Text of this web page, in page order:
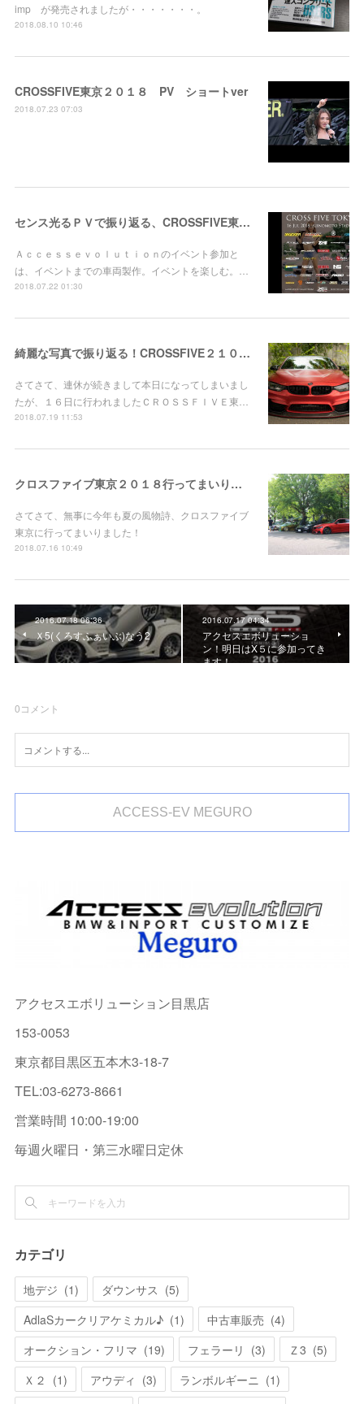
imp が発売されましたが・・・・・・・。
2018.08.10 10:46
CROSSFIVE東京２０１８ PV ショートver
2018.07.23 07:03
センス光るＰＶで振り返る、CROSSFIVE東京２０１８！
Ａｃｃｅｓｓｅｖｏｌｕｔｉｏｎのイベント参加と
は、イベントまでの車両製作。イベントを楽しむ。…
2018.07.22 01:30
綺麗な写真で振り返る！CROSSFIVE２１０８！
さてさて、連休が続きまして本日になってしまいまし
たが、１６日に行われましたＣＲＯＳＳＦＩＶＥ東…
2018.07.19 11:53
クロスファイブ東京２０１８行ってまいりました！
さてさて、無事に今年も夏の風物詩、クロスファイブ
東京に行ってまいりました！
2018.07.16 10:49
2016.07.18 06:36
Ｘ5(くろすふぁいぶ)なう2
2016.07.17 04:34
アクセスエボリューショ
ン！明日はX５に参加ってき
ます！
0コメント
ACCESS-EV MEGURO
アクセスエボリューション目黒店
153-0053
東京都目黒区五本木3-18-7
TEL:03-6273-8661
営業時間 10:00-19:00
毎週火曜日・第三水曜日定休
カテゴリ
地デジ (1) ダウンサス (5)
AdlaSカークリアケミカル♪ (1) 中古車販売 (4)
オークション・フリマ (19) フェラーリ (3) Ｚ3 (5)
Ｘ２ (1) アウディ (3) ランボルギーニ (1)